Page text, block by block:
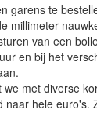
garens te
millimeter
van een
en bij het
we met diverse
naar hele euro's.